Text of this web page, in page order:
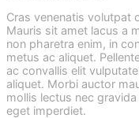
Cras venenatis volutpat
Mauris sit amet lacus a
non pharetra enim, in
metus ac aliquet.
ac convallis elit
aliquet. Morbi auctor
mollis lectus nec
eget imperdiet.